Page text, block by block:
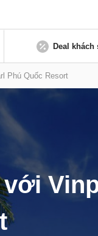
Deal khách
Phú Quốc Resort